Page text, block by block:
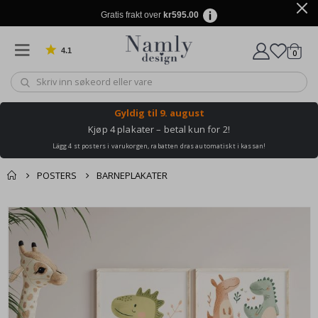
Gratis frakt over kr595.00
4.1 Basert på 1019 stemmer 0varer
Gyldig til 9. august
Kjøp 4 plakater – betal kun for 2!
Lägg 4 st posters i varukorgen, rabatten dras automatiskt i kassan!
POSTERS BARNEPLAKATER
Andre kjøpte
produkter
Gå
til
slutten
bildegalleri